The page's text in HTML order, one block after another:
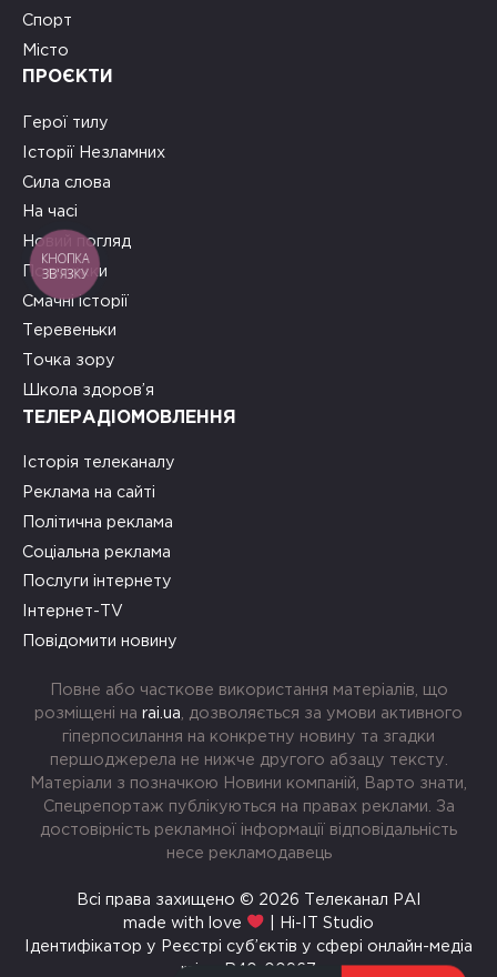
Спорт
Місто
ПРОЄКТИ
Герої тилу
Історії Незламних
Сила слова
На часі
Новий погляд
Подружки
Смачні історії
Теревеньки
Точка зору
Школа здоров’я
ТЕЛЕРАДІОМОВЛЕННЯ
Історія телеканалу
Реклама на сайті
Політична реклама
Соціальна реклама
Послуги інтернету
Інтернет-TV
Повідомити новину
Повне або часткове використання матеріалів, що
розміщені на rai.ua , дозволяється за умови активного
гіперпосилання на конкретну новину та згадки
першоджерела не нижче другого абзацу тексту.
Матеріали з позначкою Новини компаній, Варто знати,
Спецрепортаж публікуються на правах реклами. За
достовірність рекламної інформації відповідальність
несе рекламодавець
Всі права захищено © 2026 Телеканал РАІ
made with love
| Hi-IT Studio
Ідентифікатор у Реєстрі суб’єктів у сфері онлайн-медіа
rai.ua R40-00967
КНОПКА
ЗВ'ЯЗКУ